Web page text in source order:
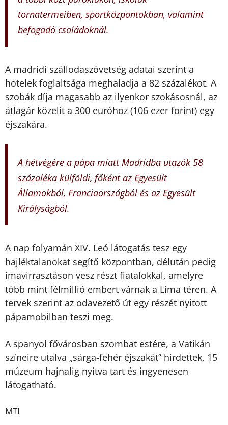
tornatermeiben, sportközpontokban, valamint
befogadó családoknál.
A madridi szállodaszövetség adatai szerint a
hotelek foglaltsága meghaladja a 82 százalékot. A
szobák díja magasabb az ilyenkor szokásosnál, az
átlagár közelít a 300 euróhoz (106 ezer forint) egy
éjszakára.
A hétvégére a pápa miatt Madridba utazók 58
százaléka külföldi, főként az Egyesült
Államokból, Franciaországból és az Egyesült
Királyságból.
A nap folyamán XIV. Leó látogatás tesz egy
hajléktalanokat segítő központban, délután pedig
imavirrasztáson vesz részt fiatalokkal, amelyre
több mint félmillió embert várnak a Lima téren. A
tervek szerint az odavezető út egy részét nyitott
pápamobilban teszi meg.
A spanyol fővárosban szombat estére, a Vatikán
színeire utalva „sárga-fehér éjszakát” hirdettek, 15
múzeum hajnalig nyitva tart és ingyenesen
látogatható.
MTI